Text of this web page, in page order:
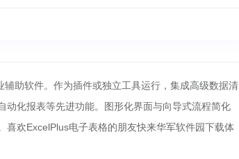
助软件。作为插件或独立工具运行，集成高级数据清
化报表等先进功能。图形化界面与向导式流程简化
欢ExcelPlus电子表格的朋友快来华军软件园下载体